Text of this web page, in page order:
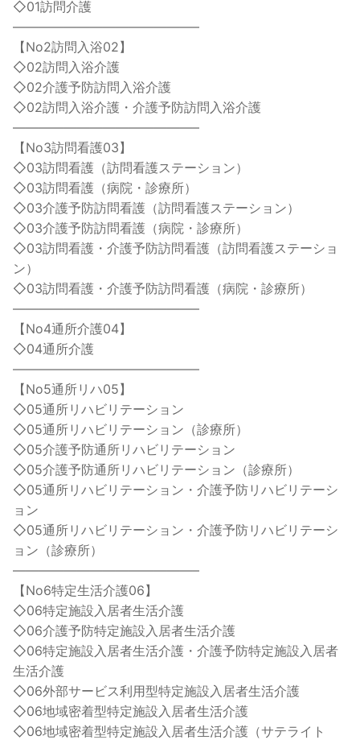
◇01訪問介護
——————————————–
【No2訪問入浴02】
◇02訪問入浴介護
◇02介護予防訪問入浴介護
◇02訪問入浴介護・介護予防訪問入浴介護
——————————————–
【No3訪問看護03】
◇03訪問看護（訪問看護ステーション）
◇03訪問看護（病院・診療所）
◇03介護予防訪問看護（訪問看護ステーション）
◇03介護予防訪問看護（病院・診療所）
◇03訪問看護・介護予防訪問看護（訪問看護ステーショ
ン）
◇03訪問看護・介護予防訪問看護（病院・診療所）
——————————————–
【No4通所介護04】
◇04通所介護
——————————————–
【No5通所リハ05】
◇05通所リハビリテーション
◇05通所リハビリテーション（診療所）
◇05介護予防通所リハビリテーション
◇05介護予防通所リハビリテーション（診療所）
◇05通所リハビリテーション・介護予防リハビリテーシ
ョン
◇05通所リハビリテーション・介護予防リハビリテーシ
ョン（診療所）
——————————————–
【No6特定生活介護06】
◇06特定施設入居者生活介護
◇06介護予防特定施設入居者生活介護
◇06特定施設入居者生活介護・介護予防特定施設入居者
生活介護
◇06外部サービス利用型特定施設入居者生活介護
◇06地域密着型特定施設入居者生活介護
◇06地域密着型特定施設入居者生活介護（サテライト